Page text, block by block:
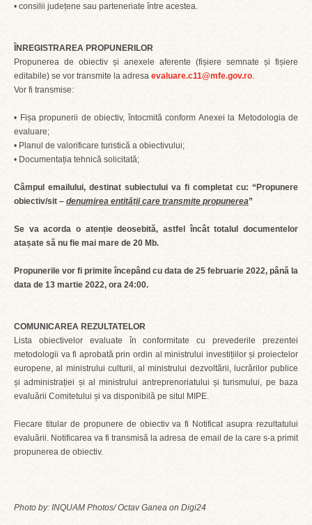
• consilii județene sau parteneriate între acestea.
ÎNREGISTRAREA PROPUNERILOR
Propunerea de obiectiv și anexele aferente (fișiere semnate și fișiere
editabile) se vor transmite la adresa evaluare.c11@mfe.gov.ro.
Vor fi transmise:
• Fișa propunerii de obiectiv, întocmită conform Anexei la Metodologia de
evaluare;
• Planul de valorificare turistică a obiectivului;
• Documentația tehnică solicitată;
Câmpul emailului, destinat subiectului va fi completat cu: “Propunere
obiectiv/sit – denumirea entității care transmite propunerea”
Se va acorda o atenție deosebită, astfel încât totalul documentelor
atașate să nu fie mai mare de 20 Mb.
Propunerile vor fi primite începând cu data de 25 februarie 2022, până la
data de 13 martie 2022, ora 24:00.
COMUNICAREA REZULTATELOR
Lista obiectivelor evaluate în conformitate cu prevederile prezentei
metodologii va fi aprobată prin ordin al ministrului investițiilor și proiectelor
europene, al ministrului culturii, al ministrului dezvoltării, lucrărilor publice
și administrației și al ministrului antreprenoriatului și turismului, pe baza
evaluării Comitetului și va disponibilă pe situl MIPE.
Fiecare titular de propunere de obiectiv va fi Notificat asupra rezultatului
evaluării. Notificarea va fi transmisă la adresa de email de la care s-a primit
propunerea de obiectiv.
Photo by: INQUAM Photos/ Octav Ganea on Digi24